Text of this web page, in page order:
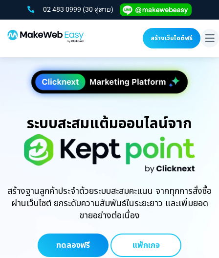
02 483 0999 (30 คู่สาย)
สร้างเว็บไซต์ฟรี
ระบบสะสมแต้มออนไลน์จาก
สร้างฐานลูกค้าประจำด้วยระบบสะสมคะแนน จากทุกการสั่งซื้อ
ผ่านเว็บไซต์ ยกระดับความสัมพันธ์ในระยะยาว และเพิ่มยอด
ขายอย่างต่อเนื่อง
ทดลองฟรี แพ็กเกจ